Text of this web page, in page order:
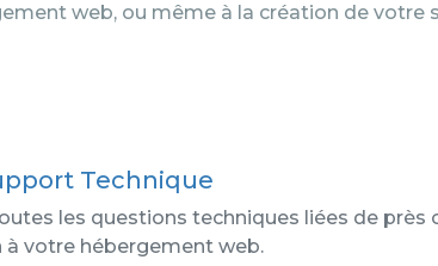
web, ou même à la création de votre
Technique
les questions techniques liées de près
à votre hébergement web.